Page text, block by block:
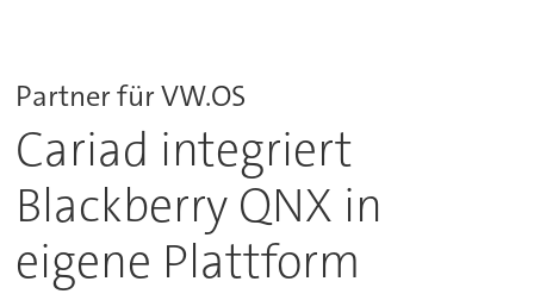
Partner für VW.OS
Cariad integriert
Blackberry QNX in
eigene Plattform